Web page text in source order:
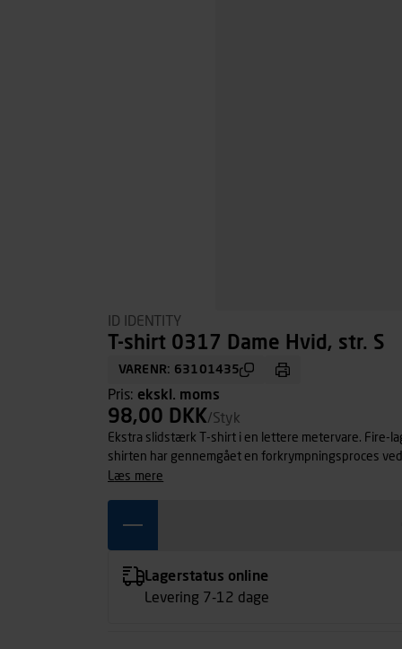
ID IDENTITY
T-shirt 0317 Dame Hvid, str. S
VARENR: 63101435
Pris: ekskl. moms
98,00 DKK/Styk
Ekstra slidstærk T-shirt i en lettere metervare. Fire-
shirten har gennemgået en forkrympningsproces
indfarvningen, for ekstra stabilitet og lang levetid.
læs mere
Lagerstatus online
Levering 7-12 dage